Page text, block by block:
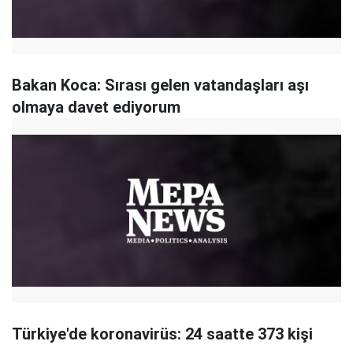
Bakan Koca: Sırası gelen vatandaşları aşı
olmaya davet ediyorum
Türkiye'de koronavirüs: 24 saatte 373 kişi